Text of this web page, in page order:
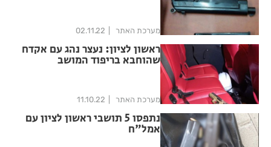
מערכת האתר 02.11.22
ראשון לציון: נעצר נהג עם אקדח
שהוחבא בריפוד המושב
מערכת האתר 11.10.22
נתפסו 5 תושבי ראשון לציון עם
אמל"ח